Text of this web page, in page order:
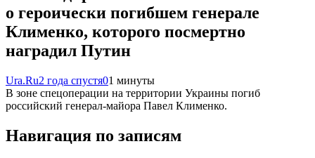
о героически погибшем генерале
Клименко, которого посмертно
наградил Путин
Ura.Ru2 года спустя01 минуты
В зоне спецоперации на территории Украины погиб
российский генерал-майора Павел Клименко.
Навигация по записям